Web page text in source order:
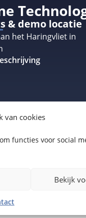
van cookies
functies voor social
Bekijk
& demo locatie
het Haringvliet in